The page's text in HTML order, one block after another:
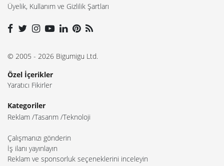
Üyelik, Kullanım ve Gizlilik Şartları
© 2005 - 2026 Bigumigu Ltd.
Özel İçerikler
Yaratıcı Fikirler
Kategoriler
Reklam Tasarım Teknoloji
Çalışmanızı gönderin
İş ilanı yayınlayın
Reklam ve sponsorluk seçeneklerini inceleyin